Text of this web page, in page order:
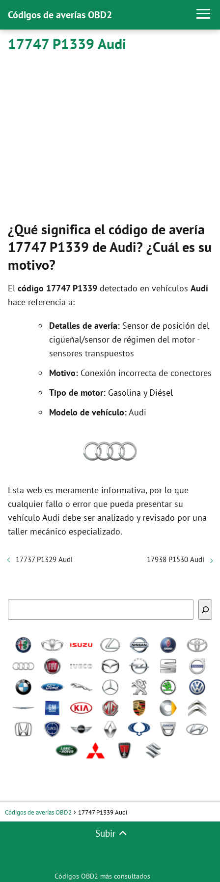
Códigos de averías OBD2
17747 P1339 Audi
¿Qué significa el código de avería
17747 P1339 de Audi? ¿Cuál es su
motivo?
El código 17747 P1339 detectado en vehículos Audi
hace referencia a:
Detalles de avería: Sensor de posición del
cigüeñal/sensor de régimen del motor -
sensores transpuestos
Motivo: Conexión incorrecta de conectores
Tipo de motor: Gasolina y Diésel
Modelo de vehículo:Audi
Esta web es meramente informativa, por lo que
cualquier fallo o error que pueda presentar su
vehículo Audi debe ser analizado y revisado por una
taller mecánico especializado.
17737 P1329 Audi 17938 P1530 Audi
Códigos de averías OBD2 17747 P1339 Audi
Subir
Códigos OBD2 más consultados